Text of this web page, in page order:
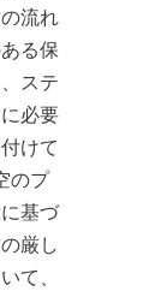
流れ
る保
ステ
必要
けて
のプ
基づ
厳し
て、